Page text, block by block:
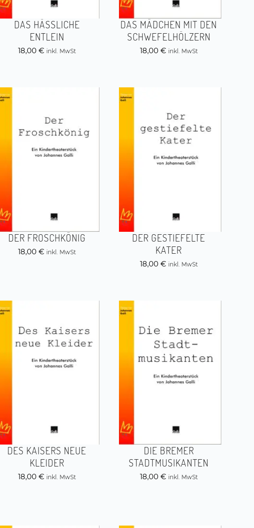
DAS HÄSSLICHE
ENTLEIN
18,00 € inkl. MwSt
DAS MÄDCHEN MIT DEN
SCHWEFELHÖLZERN
18,00 € inkl. MwSt
DER FROSCHKÖNIG
18,00 € inkl. MwSt
DER GESTIEFELTE
KATER
18,00 € inkl. MwSt
DES KAISERS NEUE
KLEIDER
18,00 € inkl. MwSt
DIE BREMER
STADTMUSIKANTEN
18,00 € inkl. MwSt